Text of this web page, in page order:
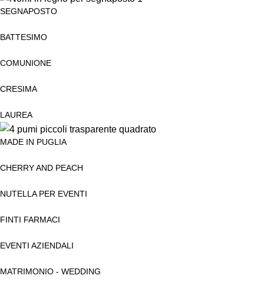
SEGNAPOSTO
BATTESIMO
COMUNIONE
CRESIMA
LAUREA
MADE IN PUGLIA
CHERRY AND PEACH
NUTELLA PER EVENTI
FINTI FARMACI
EVENTI AZIENDALI
MATRIMONIO - WEDDING